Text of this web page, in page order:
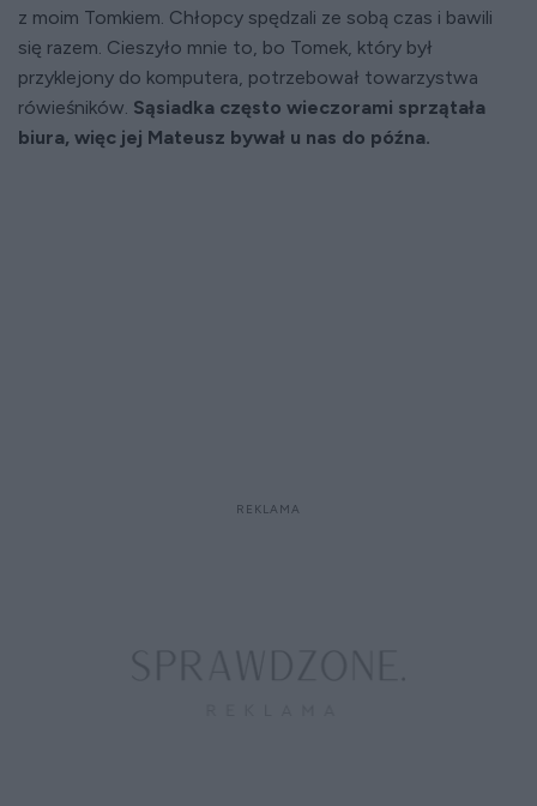
z moim Tomkiem. Chłopcy spędzali ze sobą czas i bawili
się razem. Cieszyło mnie to, bo Tomek, który był
przyklejony do komputera, potrzebował towarzystwa
rówieśników. Sąsiadka często wieczorami sprzątała
biura, więc jej Mateusz bywał u nas do późna.